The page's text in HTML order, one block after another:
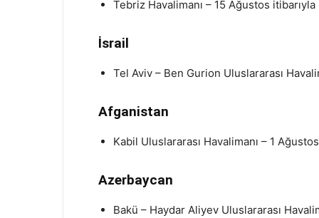
Tebriz Havalimanı – 15 Ağustos
İsrail
Tel Aviv – Ben Gurion Uluslararası
Afganistan
Kabil Uluslararası Havalimanı – 1
Azerbaycan
Bakü – Haydar Aliyev Uluslararası